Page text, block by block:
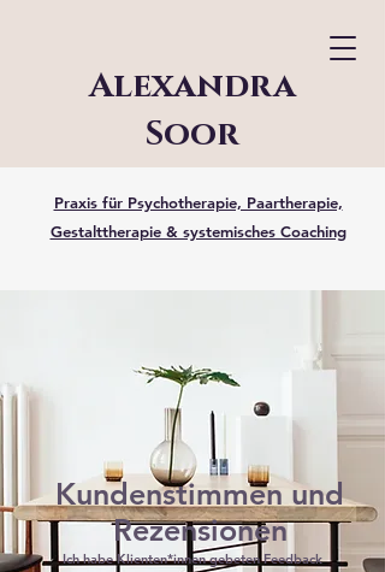
Alexandra
Soor
Praxis für Psychotherapie, Paartherapie,
Gestalttherapie & systemisches Coaching
Kundenstimmen und
Rezensionen
Ich habe Klienten*innen gebeten Feedback